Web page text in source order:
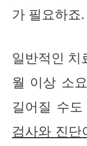
가 필요하죠.
일반적인 치
월 이상 소
길어질 수도
검사와 진단